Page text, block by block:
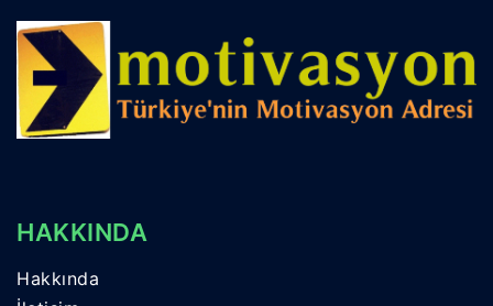
HAKKINDA
Hakkında